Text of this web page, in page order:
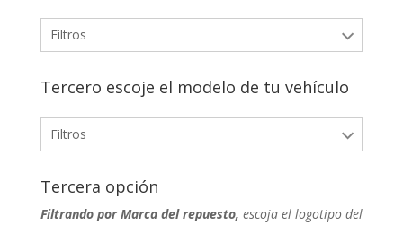
Filtros
Tercero escoje el modelo de tu vehículo
Filtros
Tercera opción
Filtrando por Marca del repuesto, escoja el logotipo del